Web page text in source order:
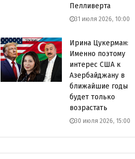
Пелливерта
31 июля 2026, 10:00
Ирина Цукерман:
Именно поэтому
интерес США к
Азербайджану в
ближайшие годы
будет только
возрастать
30 июля 2026, 15:00